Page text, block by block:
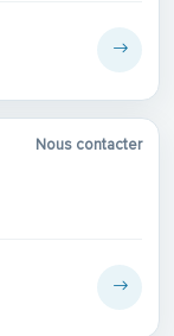
Nous contacter